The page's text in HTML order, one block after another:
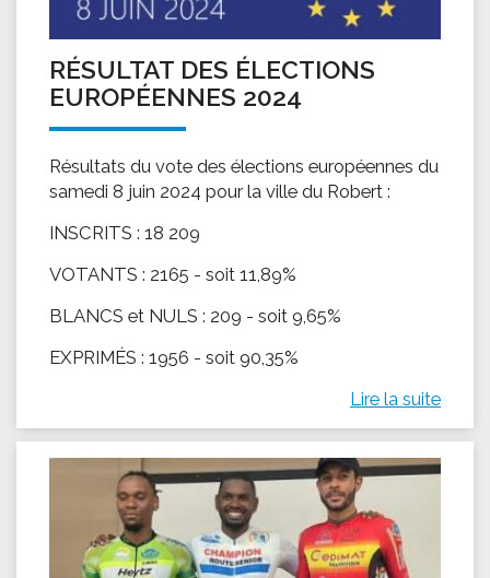
RÉSULTAT DES ÉLECTIONS
EUROPÉENNES 2024
Résultats du vote des élections européennes du
samedi 8 juin 2024 pour la ville du Robert :
INSCRITS : 18 209
VOTANTS : 2165 - soit 11,89%
BLANCS et NULS : 209 - soit 9,65%
EXPRIMÉS : 1956 - soit 90,35%
Lire la suite